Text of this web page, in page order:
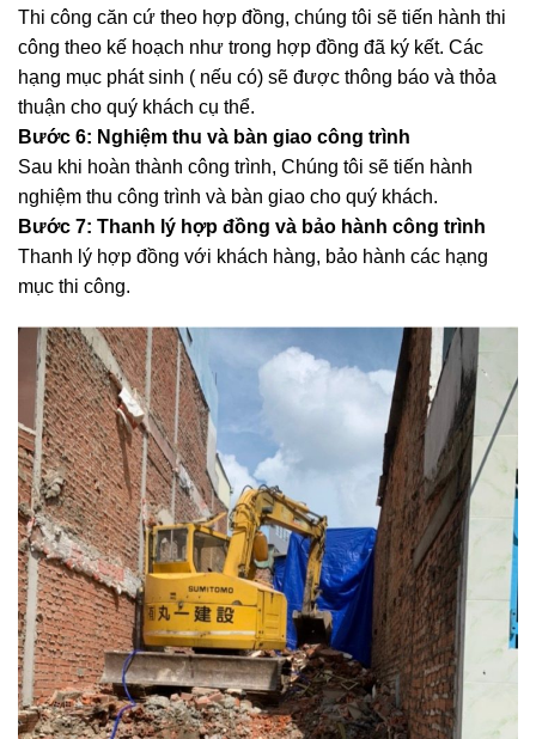
Thi công căn cứ theo hợp đồng, chúng tôi sẽ tiến hành thi
công theo kế hoạch như trong hợp đồng đã ký kết. Các
hạng mục phát sinh ( nếu có) sẽ được thông báo và thỏa
thuận cho quý khách cụ thể.
Bước 6: Nghiệm thu và bàn giao công trình
Sau khi hoàn thành công trình, Chúng tôi sẽ tiến hành
nghiệm thu công trình và bàn giao cho quý khách.
Bước 7: Thanh lý hợp đồng và bảo hành công trình
Thanh lý hợp đồng với khách hàng, bảo hành các hạng
mục thi công.